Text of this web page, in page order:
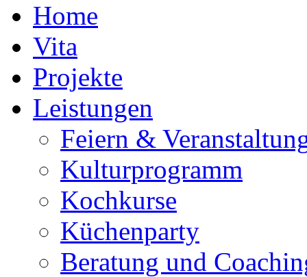
Home
Vita
Projekte
Leistungen
Feiern &
Kulturprogramm
Kochkurse
Küchenparty
Beratung und